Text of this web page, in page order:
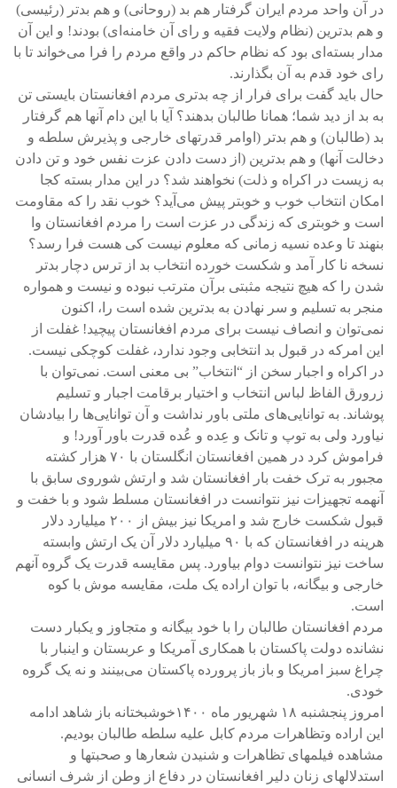
در آن واحد مردم ایران گرفتار هم بد (روحانی) و هم بدتر (رئیسی)
و هم بدترین (نظام ولایت فقیه و رای آن خامنه‌ای) بودند! و این آن
مدار بسته‌ای بود که نظام حاکم در واقع مردم را فرا می‌خواند تا با
رای خود قدم به آن بگذارند.
حال باید گفت برای فرار از چه بدتری مردم افغانستان بایستی تن
به بد از دید شما؛ همانا طالبان بدهند؟ آیا با این دام آنها هم گرفتار
بد (طالبان) و هم بدتر (اوامر قدرتهای خارجی و پذیرش سلطه و
دخالت آنها) و هم بدترین (از دست دادن عزت نفس خود و تن دادن
به زیست در اکراه و ذلت) نخواهند شد؟ در این مدار بسته کجا
امکان انتخاب خوب و خوبتر پیش می‌آید؟ خوب نقد را که مقاومت
است و خوبتری که زندگی در عزت است را مردم افغانستان وا
بنهند تا وعده نسیه زمانی که معلوم نیست کی هست فرا رسد؟
نسخه نا کار آمد و شکست خورده انتخاب بد از ترس دچار بدتر
شدن را که هیچ نتیجه مثبتی برآن مترتب نبوده و نیست و همواره
منجر به تسلیم و سر نهادن به بدترین شده است را، اکنون
نمی‌توان و انصاف نیست برای مردم افغانستان پیچید! غفلت از
این امرکه در قبول بد انتخابی وجود ندارد، غفلت کوچکی نیست.
در اکراه و اجبار سخن از “انتخاب” بی معنی است. نمی‌توان با
زرورق الفاظ لباس انتخاب و اختیار برقامت اجبار و تسلیم
پوشاند. به توانایی‌های ملتی باور نداشت و آن توانایی‌ها را بیادشان
نیاورد ولی به توپ و تانک و عِده و عُده قدرت باور آورد! و
فراموش کرد در همین افغانستان انگلستان با ۷۰ هزار کشته
مجبور به ترک خفت بار افغانستان شد و ارتش شوروی سابق با
آنهمه تجهیزات نیز نتوانست در افغانستان مسلط شود و با خفت و
قبول شکست خارج شد و امریکا نیز بیش از ۲۰۰ میلیارد دلار
هرینه در افغانستان که با ۹۰ میلیارد دلار آن یک ارتش وابسته
ساخت نیز نتوانست دوام بیاورد. پس مقایسه قدرت یک گروه آنهم
خارجی و بیگانه، با توان اراده یک ملت، مقایسه موش با کوه
است.
مردم افغانستان طالبان را با خود بیگانه و متجاوز و یکبار دست
نشانده دولت پاکستان با همکاری آمریکا و عربستان و اینبار با
چراغ سبز امریکا و باز باز پرورده پاکستان می‌بینند و نه یک گروه
خودی.
امروز پنجشنبه ۱۸ شهریور ماه ۱۴۰۰خوشبختانه باز شاهد ادامه
این اراده وتظاهرات مردم کابل علیه سلطه طالبان بودیم.
مشاهده فیلمهای تظاهرات و شنیدن شعارها و صحبتها و
استدلالهای زنان دلیر افغانستان در دفاع از وطن از شرف انسانی